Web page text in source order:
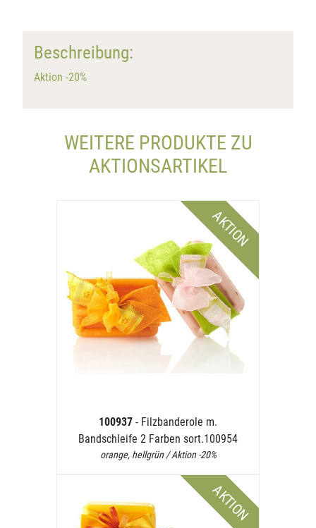
Beschreibung:
Aktion -20%
WEITERE PRODUKTE ZU
AKTIONSARTIKEL
AKTION
100937 - Filzbanderole m.
Bandschleife 2 Farben sort.100954
orange, hellgrün / Aktion -20%
AKTION